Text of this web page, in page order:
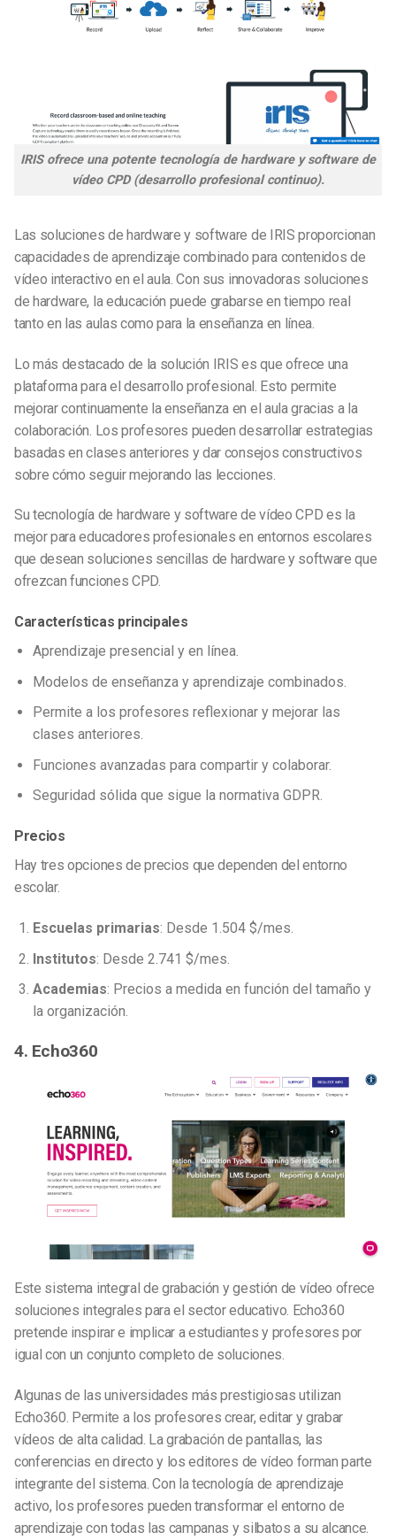
IRIS ofrece una potente tecnología de hardware y software de
vídeo CPD (desarrollo profesional continuo).
Las soluciones de hardware y software de IRIS proporcionan
capacidades de aprendizaje combinado para contenidos de
vídeo interactivo en el aula. Con sus innovadoras soluciones
de hardware, la educación puede grabarse en tiempo real
tanto en las aulas como para la enseñanza en línea.
Lo más destacado de la solución IRIS es que ofrece una
plataforma para el desarrollo profesional. Esto permite
mejorar continuamente la enseñanza en el aula gracias a la
colaboración. Los profesores pueden desarrollar estrategias
basadas en clases anteriores y dar consejos constructivos
sobre cómo seguir mejorando las lecciones.
Su tecnología de hardware y software de vídeo CPD es la
mejor para educadores profesionales en entornos escolares
que desean soluciones sencillas de hardware y software que
ofrezcan funciones CPD.
Características principales
Aprendizaje presencial y en línea.
Modelos de enseñanza y aprendizaje combinados.
Permite a los profesores reflexionar y mejorar las
clases anteriores.
Funciones avanzadas para compartir y colaborar.
Seguridad sólida que sigue la normativa GDPR.
Precios
Hay tres opciones de precios que dependen del entorno
escolar.
Escuelas primarias: Desde 1.504 $/mes.
Institutos: Desde 2.741 $/mes.
Academias: Precios a medida en función del tamaño y
la organización.
4. Echo360
Este sistema integral de grabación y gestión de vídeo ofrece
soluciones integrales para el sector educativo. Echo360
pretende inspirar e implicar a estudiantes y profesores por
igual con un conjunto completo de soluciones.
Algunas de las universidades más prestigiosas utilizan
Echo360. Permite a los profesores crear, editar y grabar
vídeos de alta calidad. La grabación de pantallas, las
conferencias en directo y los editores de vídeo forman parte
integrante del sistema. Con la tecnología de aprendizaje
activo, los profesores pueden transformar el entorno de
aprendizaje con todas las campanas y silbatos a su alcance.